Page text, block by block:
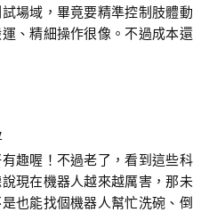
場域，畢竟要精準控制肢體動
、精細操作很像。不過成本還
趣喔！不過老了，看到這些科
現在機器人越來越厲害，那未
也能找個機器人幫忙洗碗、倒